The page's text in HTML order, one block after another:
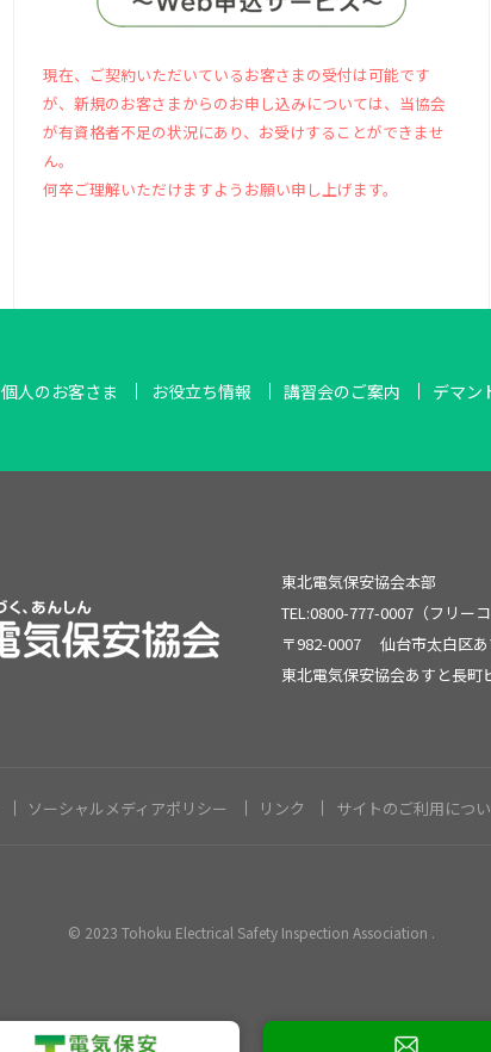
現在、ご契約いただいているお客さまの受付は可能です
が、新規のお客さまからのお申し込みについては、当協会
が有資格者不足の状況にあり、お受けすることができませ
ん。
何卒ご理解いただけますようお願い申し上げます。
個人のお客さま お役立ち情報 講習会のご案内 デマン
東北電気保安協会本部
TEL:0800-777-0007（フリー
〒982-0007
仙台市太白区
東北電気保安協会あすと長町
ソーシャルメディアポリシー リンク サイトのご利用につ
© 2023 Tohoku Electrical Safety Inspection Association .